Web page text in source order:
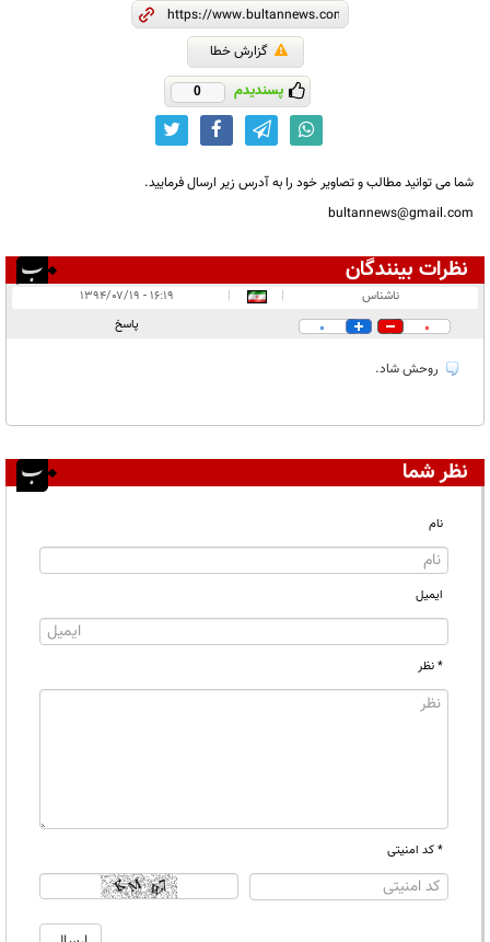
گزارش خطا
پسندیدم 0
شما می توانید مطالب و تصاویر خود را به آدرس زیر ارسال فرمایید.
bultannews@gmail.com
نظرات بینندگان
در انتظار بررسی:
ناشناس |
|
۱۶:۱۹ - ۱۳۹۴/۰۷/۱۹
0
0 پاسخ
روحش شاد.
نظر شما
نام
ایمیل
* نظر
* کد امنیتی